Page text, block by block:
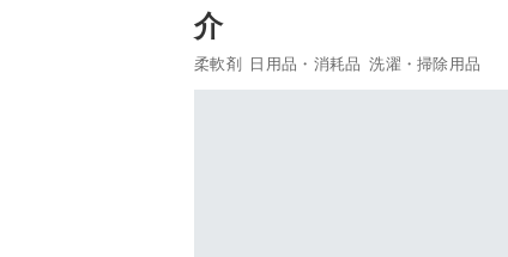
介
柔軟剤 日用品・消耗品 洗濯・掃除用品